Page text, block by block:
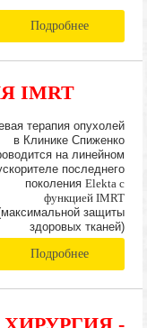
Подробнее
IMRT
терапия опухолей
в Клинике Спиженко
на линейном
последнего
поколения Elekta с
функцией IMRT
защиты
здоровых тканей)
Подробнее